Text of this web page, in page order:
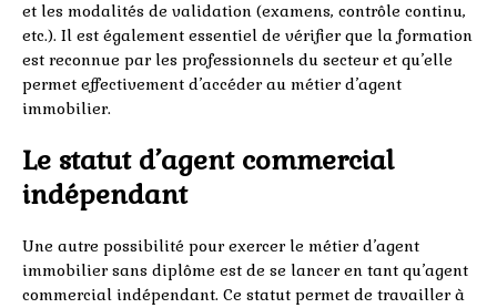
et les modalités de validation (examens, contrôle continu,
etc.). Il est également essentiel de vérifier que la formation
est reconnue par les professionnels du secteur et qu’elle
permet effectivement d’accéder au métier d’agent
immobilier.
Le statut d’agent commercial
indépendant
Une autre possibilité pour exercer le métier d’agent
immobilier sans diplôme est de se lancer en tant qu’agent
commercial indépendant. Ce statut permet de travailler à